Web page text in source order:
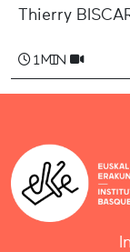
Thierry
1 min